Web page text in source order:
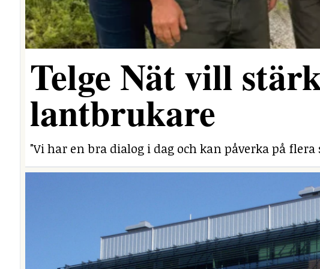
Telge Nät vill
lantbrukare
"Vi har en bra dialog i dag och kan påverka på flera